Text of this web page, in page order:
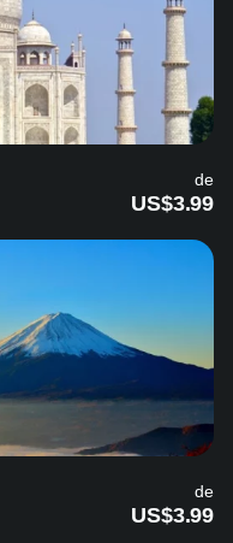
de
US$3.99
de
US$3.99